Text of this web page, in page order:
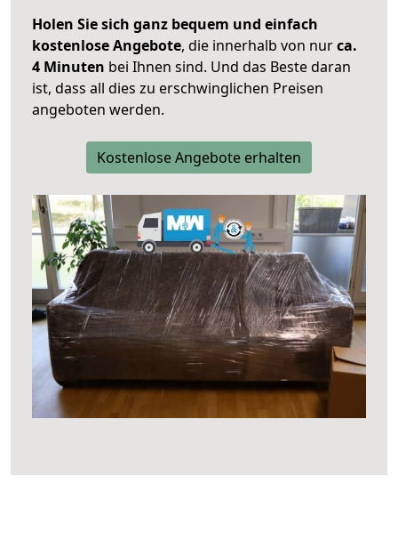
Holen Sie sich ganz bequem und einfach
kostenlose Angebote, die innerhalb von nurca.
4 Minuten bei Ihnen sind. Und das Beste daran
ist, dass all dies zu erschwinglichen Preisen
angeboten werden.
Kostenlose Angebote erhalten